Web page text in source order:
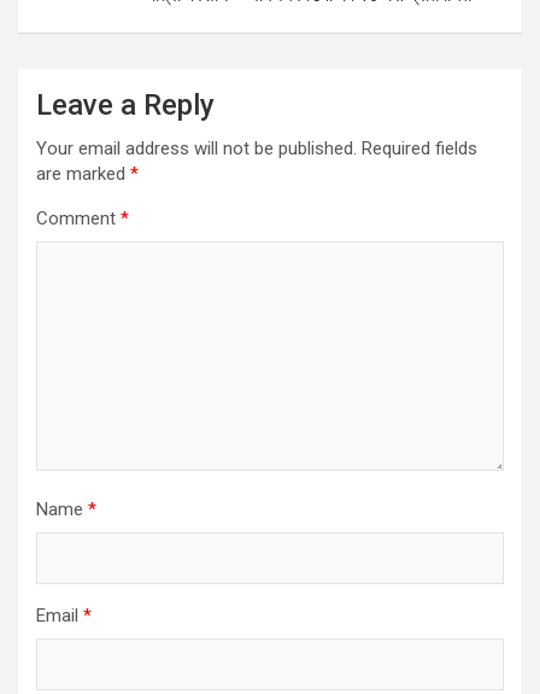
Leave a Reply
Your email address will not be published. Required fields
are marked *
Comment *
Name *
Email *